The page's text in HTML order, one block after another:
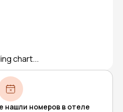
chart...
нашли номеров в отеле